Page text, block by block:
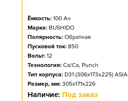
Ёмкость: 100 Ач
Марка: BUSHIDO
Полярность: Обратная
Пусковой ток: 850
Вольт: 12
Технология: Ca/Ca, Punch
Тип корпуса: D31 (306x173x225) ASIA
Размер, мм: 305x171x226
Наличие: Под заказ